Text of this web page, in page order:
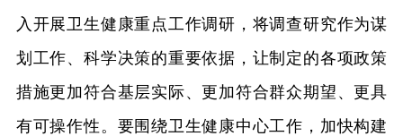
入开展卫生健康重点工作调研，将调查研究作为谋
划工作、科学决策的重要依据，让制定的各项政策
措施更加符合基层实际、更加符合群众期望、更具
有可操作性。要围绕卫生健康中心工作，加快构建